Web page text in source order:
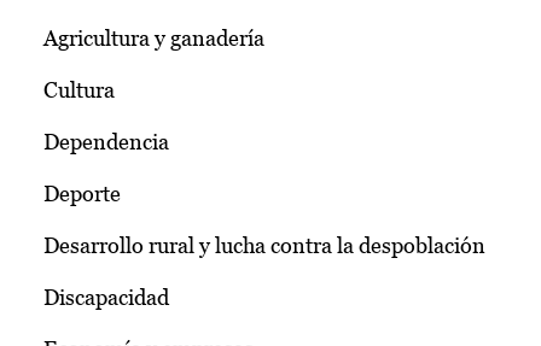
Agricultura y ganadería
Cultura
Dependencia
Deporte
Desarrollo rural y lucha contra la despoblación
Discapacidad